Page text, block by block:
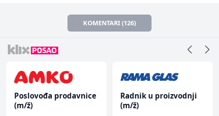
KOMENTARI (126)
Poslovođa prodavnice
(m/ž)
Radnik u proizvodnji
(m/ž)